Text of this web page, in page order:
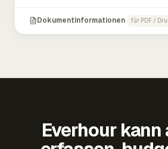
Dokumentinformationen für PDF /
Everhour